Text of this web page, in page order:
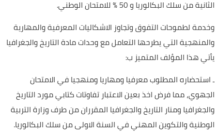
الثانية من سلك البكالوريا و 50 % للامتحان الوطني.
وخدمة لطموحات التفوق وتجاوز الاشكاليات المعرفية والمهارية
والمنهجية التي يطرحها التعامل مع وحدات مادة التاريخ والجغرافيا
يأتي هذا المؤلف المتميز ب:
ـ استحضاره المطلوب معرفيا ومهاريا ومنهجيا في الامتحان
الجهوي، مما فرض اخذ بعين الاعتبار تفاوتات كتابي مورد التاريخ
والجغرافيا ومنار التاريخ والجغرافيا المقرران من طرف وزارة التربية
الوطنية والتكوين المهني في السنة الاولى من سلك البكالوريا.